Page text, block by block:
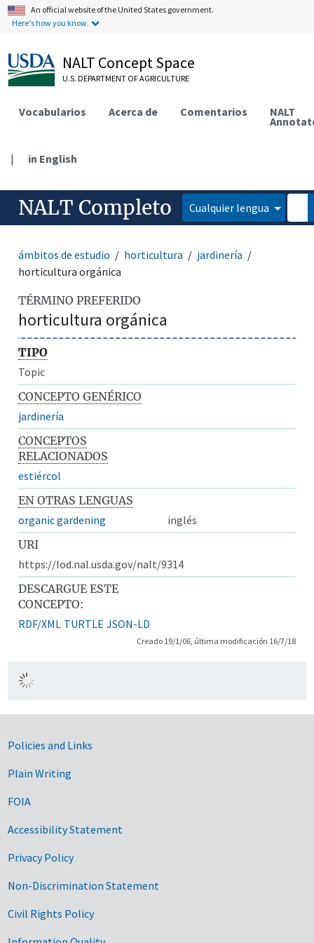
An official website of the United States government.
Here's how you know.
NALT Concept Space
U.S. DEPARTMENT OF AGRICULTURE
Vocabularios Acerca de Comentarios NALT
| in English
NALT Completo Cualquier lengua
ámbitos de estudio horticultura
jardinería
horticultura orgánica
TÉRMINO PREFERIDO
horticultura orgánica
TIPO
Topic
CONCEPTO GENÉRICO
jardinería
CONCEPTOS
RELACIONADOS
estiércol
EN OTRAS LENGUAS
organic gardening
inglés
URI
https://lod.nal.usda.gov/nalt/9314
DESCARGUE ESTE
CONCEPTO:
RDF/XML TURTLE JSON-LD
Creado 19/1/06, última modificación 16/7/18
Government Links
Policies and Links
Plain Writing
FOIA
Accessibility Statement
Privacy Policy
Non-Discrimination Statement
Civil Rights Policy